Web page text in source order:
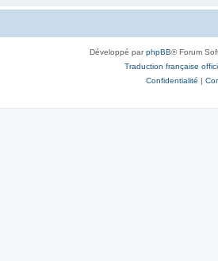
Développé parphpBB® Forum
Traduction française
Confidentialité |